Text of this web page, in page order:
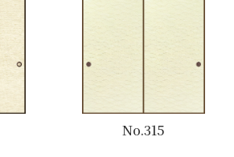
No.315